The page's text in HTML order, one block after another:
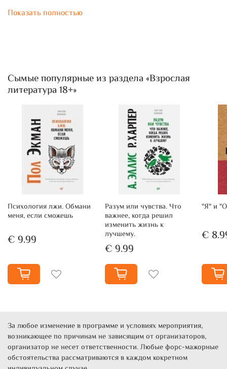
основана на многолетнем опыте автора, обучившего
Показать полностью
Сымые популярные из раздела «Взрослая
литература 18+»
Психология лжи. Обмани
меня, если сможешь
€ 9.99
Разум или чувства. Что
важнее, когда решил
изменить жизнь к
лучшему.
€ 9.99
"Я" и
€
За любое изменение в программе и условиях мероприятия,
возникающее по причинам не зависящим от организаторов,
организатор не несет ответственности. Любые форс-мажорные
обстоятельства рассматриваются в каждом кокретном